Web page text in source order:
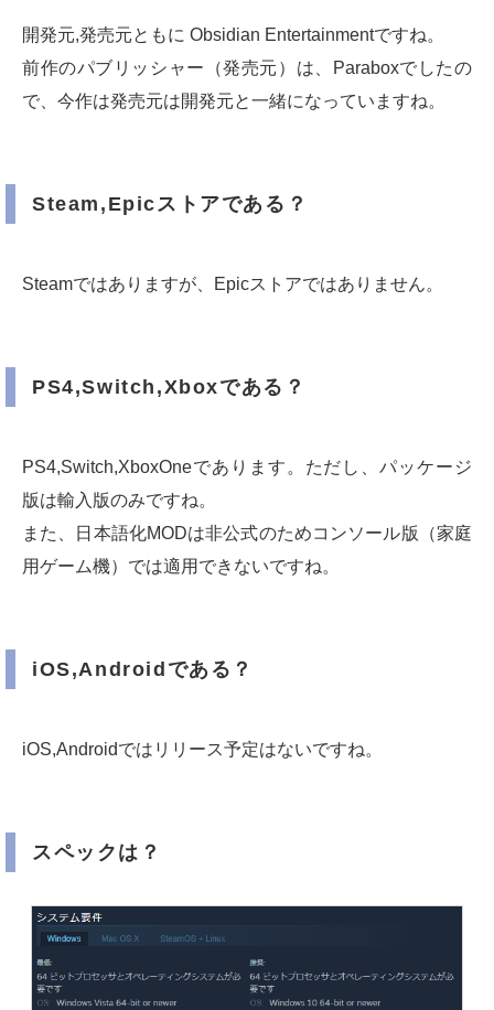
開発元,発売元ともに Obsidian Entertainmentですね。
前作のパブリッシャー（発売元）は、Paraboxでしたの
で、今作は発売元は開発元と一緒になっていますね。
Steam,Epicストアである？
Steamではありますが、Epicストアではありません。
PS4,Switch,Xboxである？
PS4,Switch,XboxOneであります。ただし、パッケージ
版は輸入版のみですね。
また、日本語化MODは非公式のためコンソール版（家庭
用ゲーム機）では適用できないですね。
iOS,Androidである？
iOS,Androidではリリース予定はないですね。
スペックは？